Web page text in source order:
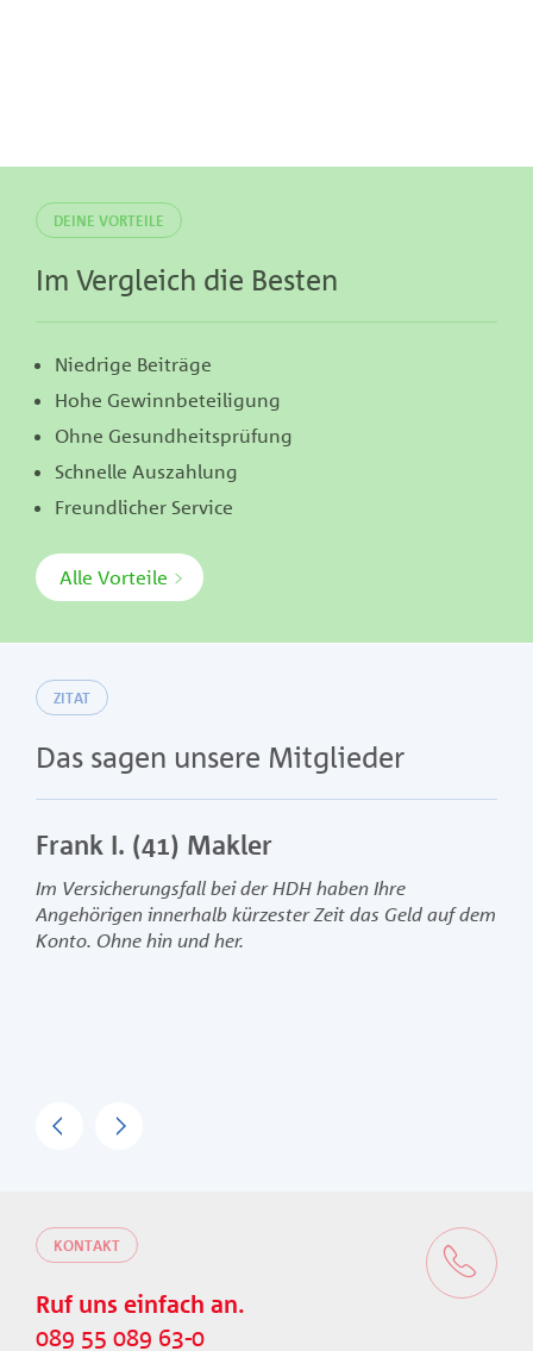
DEINE VORTEILE
Im Vergleich die Besten
Niedrige Beiträge
Hohe Gewinnbeteiligung
Ohne Gesundheitsprüfung
Schnelle Auszahlung
Freundlicher Service
Alle Vorteile
ZITAT
Das sagen unsere Mitglieder
Frank I. (41) Makler
Im Versicherungsfall bei der HDH haben Ihre
Angehörigen innerhalb kürzester Zeit das Geld auf dem
Konto. Ohne hin und her.
Previous
KONTAKT
Ruf uns einfach an.
089 55 089 63-0